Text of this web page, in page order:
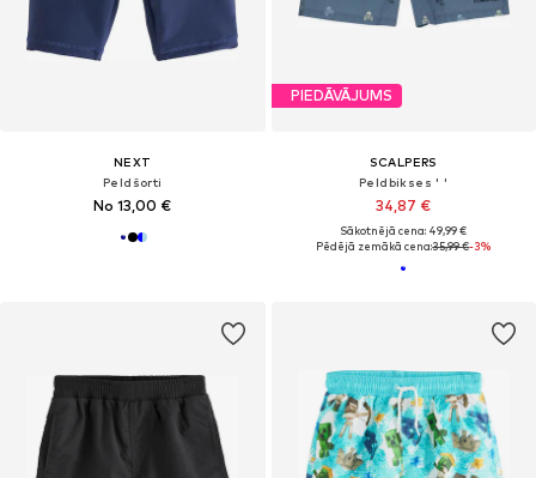
NEXT
Peldšorti
No 13,00 €
PIEDĀVĀJUMS
SCALPERS
Peldbikses ' '
34,87 €
Sākotnējā cena: 49,99 €
Pēdējā zemākā cena:35,99 €-3%